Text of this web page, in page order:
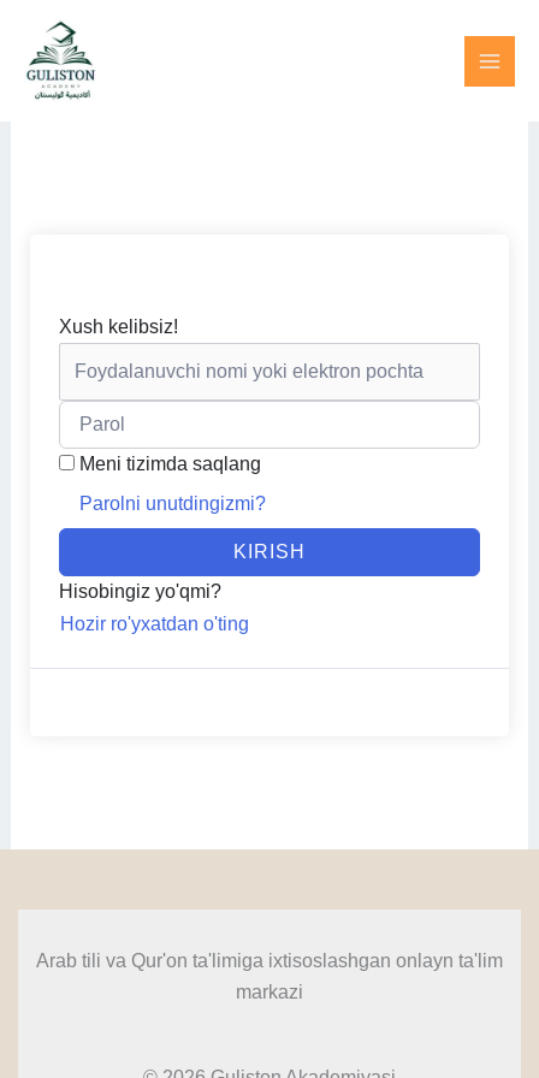
content
Xush kelibsiz!
Meni tizimda saqlang
Parolni unutdingizmi?
KIRISH
Hisobingiz yo'qmi?
Hozir ro'yxatdan o'ting
Arab tili va Qur'on ta'limiga ixtisoslashgan onlayn ta'lim
markazi